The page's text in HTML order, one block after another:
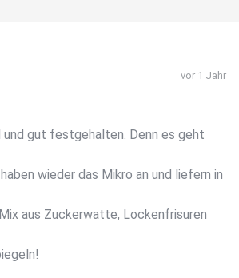
vor 1 Jahr
und gut festgehalten. Denn es geht
wieder das Mikro an und liefern in
aus Zuckerwatte, Lockenfrisuren